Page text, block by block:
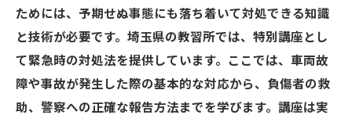
ためには、予期せぬ事態にも落ち着いて対処できる知識
と技術が必要です。埼玉県の教習所では、特別講座とし
て緊急時の対処法を提供しています。ここでは、車両故
障や事故が発生した際の基本的な対応から、負傷者の救
助、警察への正確な報告方法までを学びます。講座は実